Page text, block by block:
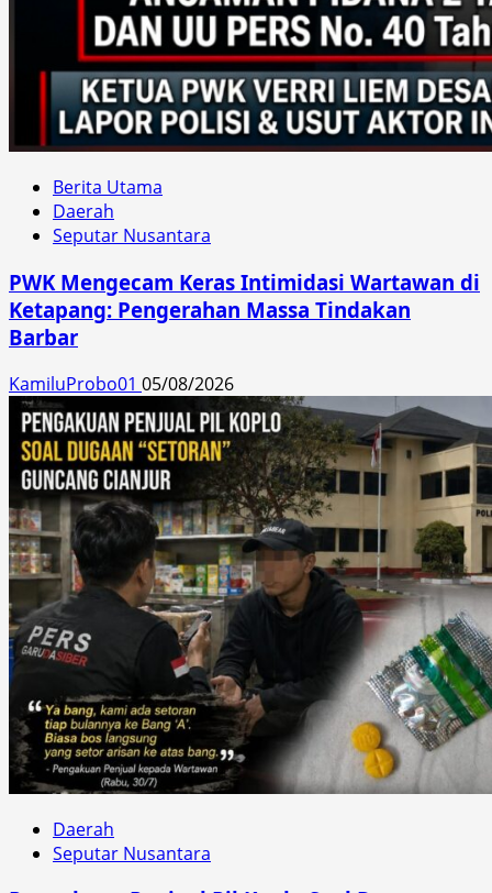
Berita Utama
Daerah
Seputar Nusantara
PWK Mengecam Keras Intimidasi Wartawan di
Ketapang: Pengerahan Massa Tindakan
Barbar
KamiluProbo01 05/08/2026
Daerah
Seputar Nusantara